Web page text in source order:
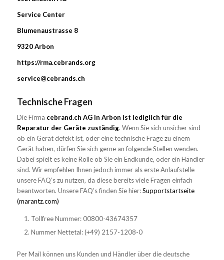
Service Center
Blumenaustrasse 8
9320 Arbon
https://rma.cebrands.org
service@cebrands.ch
Technische Fragen
Die Firma cebrand.ch AG in Arbon ist lediglich für die
Reparatur der Geräte zuständig. Wenn Sie sich unsicher sind
ob ein Gerät defekt ist, oder eine technische Frage zu einem
Gerät haben, dürfen Sie sich gerne an folgende Stellen wenden.
Dabei spielt es keine Rolle ob Sie ein Endkunde, oder ein Händler
sind. Wir empfehlen Ihnen jedoch immer als erste Anlaufstelle
unsere FAQ’s zu nutzen, da diese bereits viele Fragen einfach
beantworten. Unsere FAQ’s finden Sie hier:Supportstartseite
(marantz.com)
Tollfree Nummer: 00800-43674357
Nummer Nettetal: (+49) 2157-1208-0
Per Mail können uns Kunden und Händler über die deutsche